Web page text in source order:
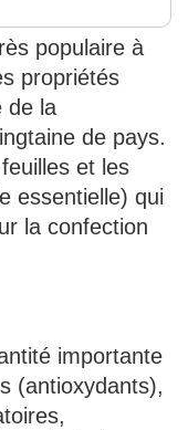
populaire à
propriétés
de la
de pays.
et les
essentielle) qui
la confection
importante
(antioxydants),